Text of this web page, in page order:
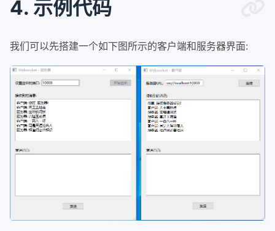
4. 示例代码
我们可以先搭建一个如下图所示的客户端和服务器界面: